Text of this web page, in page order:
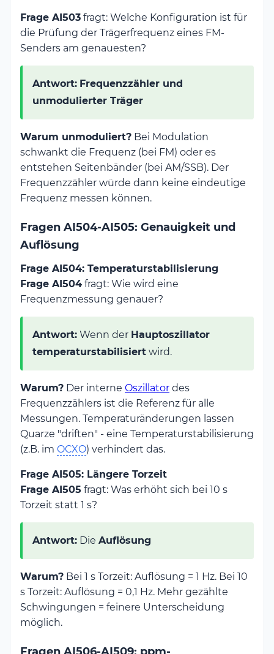
Frage AI503 fragt: Welche Konfiguration ist für
die Prüfung der Trägerfrequenz eines FM-
Senders am genauesten?
Antwort: Frequenzzähler und
unmodulierter Träger
Warum unmoduliert? Bei Modulation
schwankt die Frequenz (bei FM) oder es
entstehen Seitenbänder (bei AM/SSB). Der
Frequenzzähler würde dann keine eindeutige
Frequenz messen können.
Fragen AI504-AI505: Genauigkeit und
Auflösung
Frage AI504: Temperaturstabilisierung
Frage AI504 fragt: Wie wird eine
Frequenzmessung genauer?
Antwort: Wenn der Hauptoszillator
temperaturstabilisiert wird.
Warum? Der interne Oszillator des
Frequenzzählers ist die Referenz für alle
Messungen. Temperaturänderungen lassen
Quarze "driften" - eine Temperaturstabilisierung
(z.B. im OCXO) verhindert das.
Frage AI505: Längere Torzeit
Frage AI505 fragt: Was erhöht sich bei 10 s
Torzeit statt 1 s?
Antwort: Die Auflösung
Warum? Bei 1 s Torzeit: Auflösung = 1 Hz. Bei 10
s Torzeit: Auflösung = 0,1 Hz. Mehr gezählte
Schwingungen = feinere Unterscheidung
möglich.
Fragen AI506-AI509: ppm-